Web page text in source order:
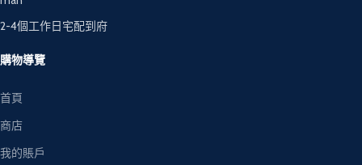
2-4個工作日宅配到府
購物導覽
首頁
商店
我的賬戶